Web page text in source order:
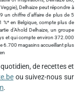
Delhaize peut répondre à
un chiffre d’affaire de plus de 5
%* en Belgique, compte plus de
d’Ahold Delhaize, un groupe
et qui compte environ 372.000
6.700 magasins accueillant plus
de recettes et
ou suivez-nous sur
.